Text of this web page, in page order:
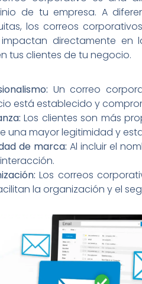
de tu empresa. A
los correos
directamente en
tus clientes de tu negocio.
Un correo
está establecido y
Los clientes son más
una mayor legitimidad y
de marca: Al incluir el
Los correos
la organización y el